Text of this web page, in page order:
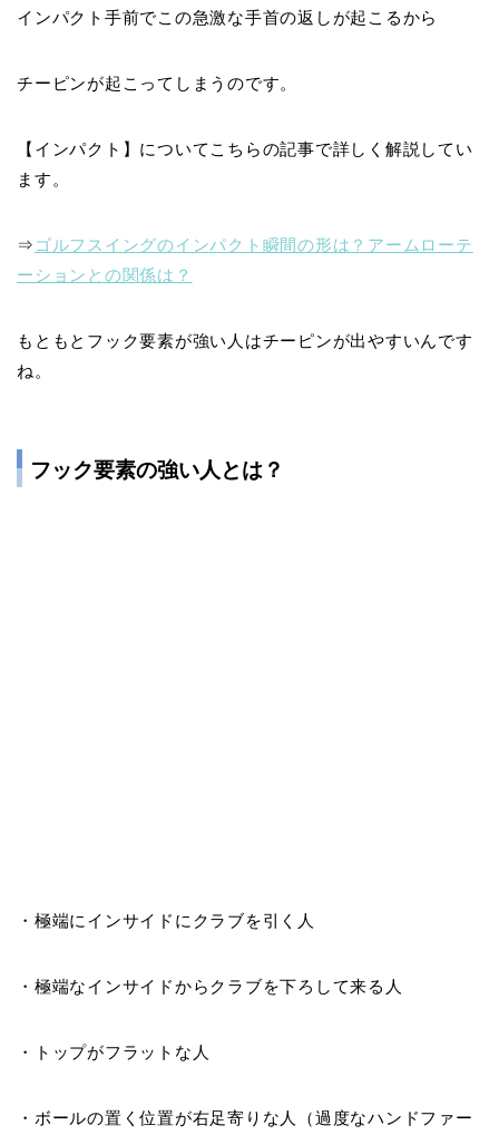
インパクト手前でこの急激な手首の返しが起こるから
チーピンが起こってしまうのです。
【インパクト】についてこちらの記事で詳しく解説してい
ます。
⇒ ゴルフスイングのインパクト瞬間の形は？アームローテ
ーションとの関係は？
もともとフック要素が強い人はチーピンが出やすいんです
ね。
フック要素の強い人とは？
・極端にインサイドにクラブを引く人
・極端なインサイドからクラブを下ろして来る人
・トップがフラットな人
・ボールの置く位置が右足寄りな人（過度なハンドファー